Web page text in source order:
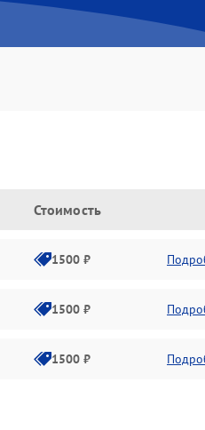
Стоимость
1500 ₽
1500 ₽
1500 ₽